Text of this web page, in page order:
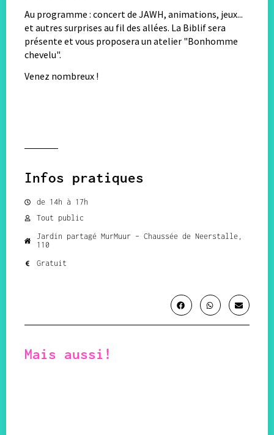
Au programme : concert de JAWH, animations, jeux...
et autres surprises au fil des allées. La Biblif sera
présente et vous proposera un atelier "Bonhomme
chevelu".
Venez nombreux !
Infos pratiques
de 14h à 17h
Tout public
Jardin partagé MurMuur – Chaussée de Neerstalle,
110
Gratuit
Mais aussi!